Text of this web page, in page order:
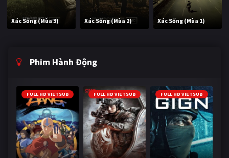
Xác Sống (Mùa 3) Xác Sống (Mùa 2) Xác Sống (Mùa 1)
Phim Hành Động
FULL HD VIETSUB FULL HD VIETSUB FULL HD VIETSUB